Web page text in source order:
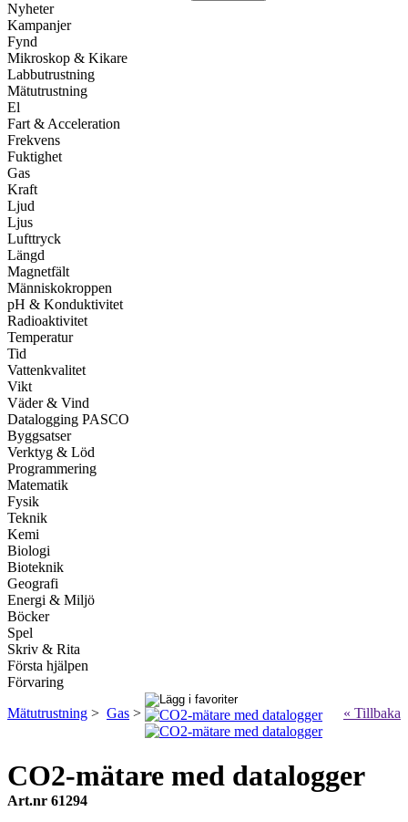
Nyheter
Kampanjer
Fynd
Mikroskop & Kikare
Labbutrustning
Mätutrustning
El
Fart & Acceleration
Frekvens
Fuktighet
Gas
Kraft
Ljud
Ljus
Lufttryck
Längd
Magnetfält
Människokroppen
pH & Konduktivitet
Radioaktivitet
Temperatur
Tid
Vattenkvalitet
Vikt
Väder & Vind
Datalogging PASCO
Byggsatser
Verktyg & Löd
Programmering
Matematik
Fysik
Teknik
Kemi
Biologi
Bioteknik
Geografi
Energi & Miljö
Böcker
Spel
Skriv & Rita
Första hjälpen
Förvaring
Mätutrustning > Gas > « Tillbaka
CO2-mätare med datalogger
Art.nr 61294